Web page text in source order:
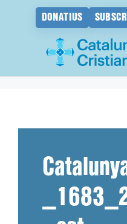
DONATIUS